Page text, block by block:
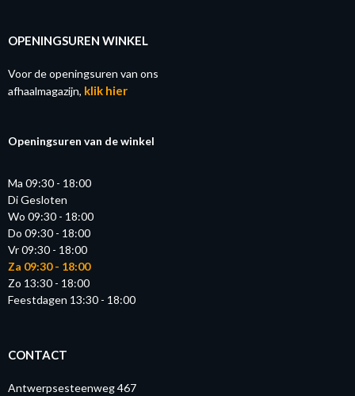
OPENINGSUREN WINKEL
Voor de openingsuren van ons
afhaalmagazijn, klik hier
Openingsuren van de winkel
Ma 09:30 - 18:00
Di Gesloten
Wo 09:30 - 18:00
Do 09:30 - 18:00
Vr 09:30 - 18:00
Za 09:30 - 18:00
Zo 13:30 - 18:00
Feestdagen 13:30 - 18:00
CONTACT
Antwerpsesteenweg 467